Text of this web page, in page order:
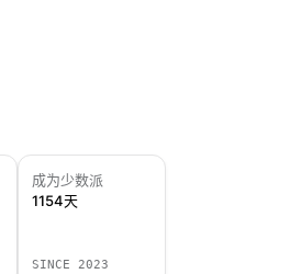
成为少数派
1154天
SINCE 2023